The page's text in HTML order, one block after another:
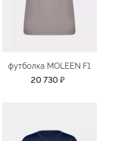
футболка MOLEEN F1
20 730 ₽